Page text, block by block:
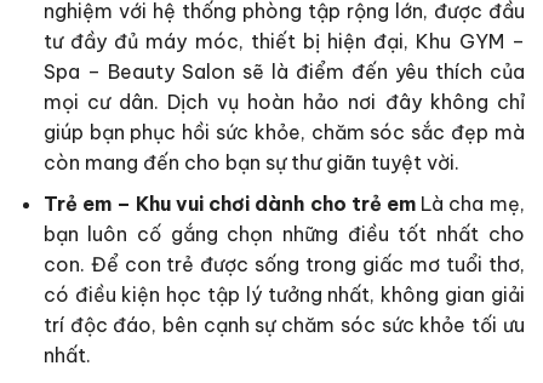
nghiệm với hệ thống phòng tập rộng lớn, được đầu
tư đầy đủ máy móc, thiết bị hiện đại, Khu GYM –
Spa – Beauty Salon sẽ là điểm đến yêu thích của
mọi cư dân. Dịch vụ hoàn hảo nơi đây không chỉ
giúp bạn phục hồi sức khỏe, chăm sóc sắc đẹp mà
còn mang đến cho bạn sự thư giãn tuyệt vời.
Trẻ em – Khu vui chơi dành cho trẻ emLà cha mẹ,
bạn luôn cố gắng chọn những điều tốt nhất cho
con. Để con trẻ được sống trong giấc mơ tuổi thơ,
có điều kiện học tập lý tưởng nhất, không gian giải
trí độc đáo, bên cạnh sự chăm sóc sức khỏe tối ưu
nhất.